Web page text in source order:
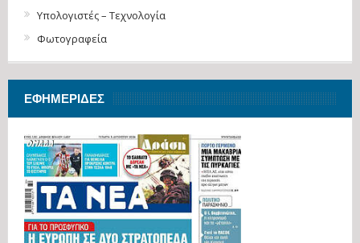
Υπολογιστές – Τεχνολογία
Φωτογραφεία
ΕΦΗΜΕΡΊΔΕΣ